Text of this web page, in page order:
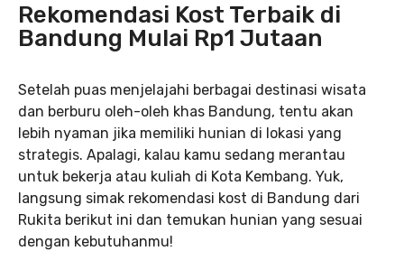
Rekomendasi Kost Terbaik di
Bandung Mulai Rp1 Jutaan
Setelah puas menjelajahi berbagai destinasi wisata
dan berburu oleh-oleh khas Bandung, tentu akan
lebih nyaman jika memiliki hunian di lokasi yang
strategis. Apalagi, kalau kamu sedang merantau
untuk bekerja atau kuliah di Kota Kembang. Yuk,
langsung simak rekomendasi kost di Bandung dari
Rukita berikut ini dan temukan hunian yang sesuai
dengan kebutuhanmu!